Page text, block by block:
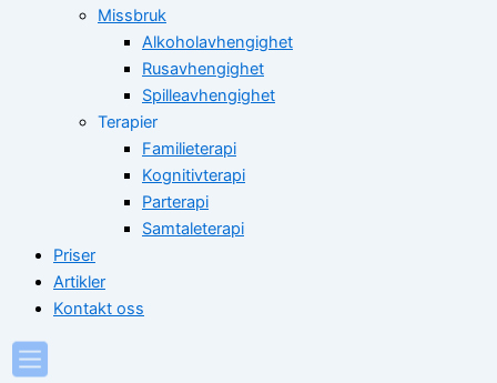
Missbruk
Alkoholavhengighet
Rusavhengighet
Spilleavhengighet
Terapier
Familieterapi
Kognitivterapi
Parterapi
Samtaleterapi
Priser
Artikler
Kontakt oss